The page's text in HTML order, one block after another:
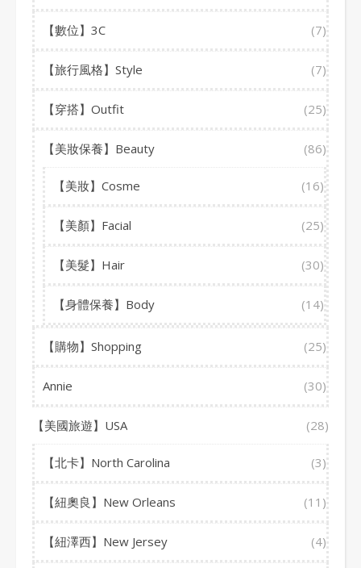
【數位】3C (7)
【旅行風格】Style (7)
【穿搭】Outfit (25)
【美妝保養】Beauty (86)
【美妝】Cosme (16)
【美顏】Facial (25)
【美髮】Hair (30)
【身體保養】Body (14)
【購物】Shopping (25)
Annie (30)
【美國旅遊】USA (28)
【北卡】North Carolina (3)
【紐奧良】New Orleans (11)
【紐澤西】New Jersey (4)